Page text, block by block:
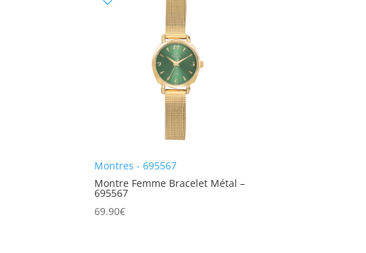
Montres - 695567
Montre Femme Bracelet Métal –
695567
69.90€